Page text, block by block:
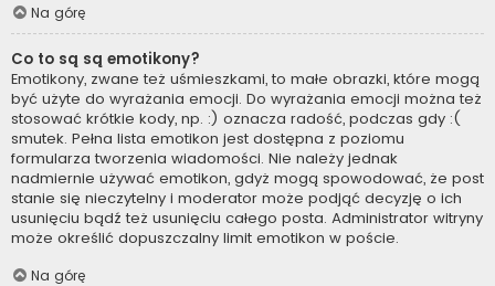
Na górę
Co to są są emotikony?
Emotikony, zwane też uśmieszkami, to małe obrazki, które mogą
być użyte do wyrażania emocji. Do wyrażania emocji można też
stosować krótkie kody, np. :) oznacza radość, podczas gdy :(
smutek. Pełna lista emotikon jest dostępna z poziomu
formularza tworzenia wiadomości. Nie należy jednak
nadmiernie używać emotikon, gdyż mogą spowodować, że post
stanie się nieczytelny i moderator może podjąć decyzję o ich
usunięciu bądź też usunięciu całego posta. Administrator witryny
może określić dopuszczalny limit emotikon w poście.
Na górę